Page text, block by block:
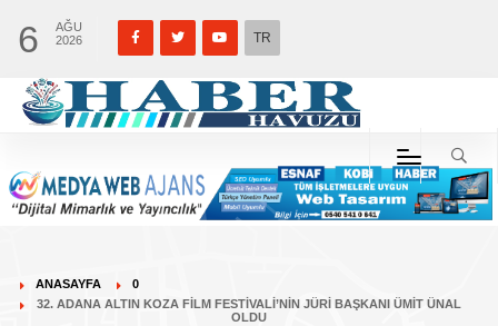
6
AĞU
2026
TR
ANASAYFA
0
32. ADANA ALTIN KOZA FILM FESTIVALI’NIN JÜRI BAŞKANI ÜMIT ÜNAL
OLDU